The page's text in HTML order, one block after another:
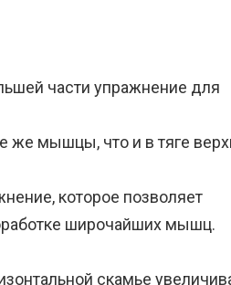
части упражнение для
же мышцы, что и в тяге
которое позволяет
широчайших мышц.
скамье